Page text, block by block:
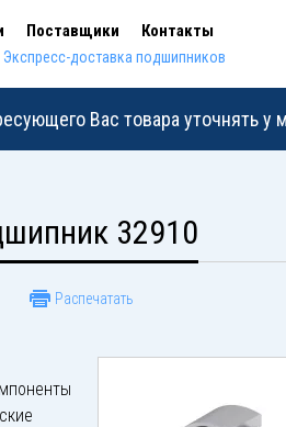
Поставщики Контакты
Экспресс-доставка подшипников
Вас товара уточнять
32910
Распечатать